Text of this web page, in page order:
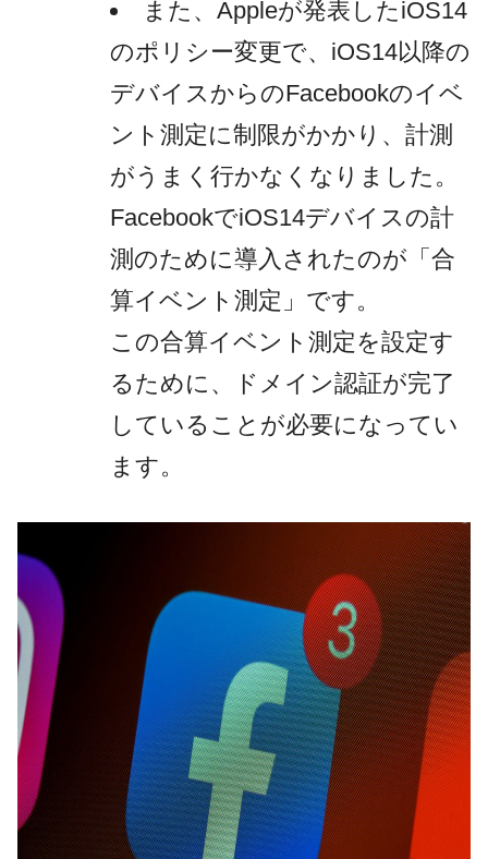
また、Appleが発表したiOS14
のポリシー変更で、iOS14以降の
デバイスからのFacebookのイベ
ント測定に制限がかかり、計測
がうまく行かなくなりました。
FacebookでiOS14デバイスの計
測のために導入されたのが「合
算イベント測定」です。
この合算イベント測定を設定す
るために、ドメイン認証が完了
していることが必要になってい
ます。